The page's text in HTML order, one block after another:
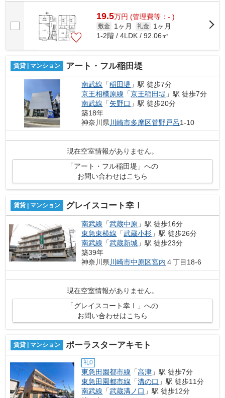
19.5万円 (管理費等：- )
敷金 1ヶ月 礼金
1ヶ月
1-2階 / 4LDK / 92.06㎡
賃貸 | マンション アート・フル稲田堤
南武線 「稲田堤 」駅 徒歩7分
京王相模原線 「京王稲田堤 」駅 徒歩7分
南武線 「矢野口 」駅 徒歩20分
築18年
神奈川県 川崎市多摩区菅野戸呂1-10
現在空室情報がありません。
「アート・フル稲田堤」への
お問い合わせはこちら
賃貸 | マンション グレイスコート幸Ⅰ
南武線 「武蔵中原 」駅 徒歩16分
東急東横線 「武蔵小杉 」駅 徒歩26分
南武線 「武蔵新城 」駅 徒歩23分
築39年
神奈川県 川崎市中原区宮内 ４丁目18-6
現在空室情報がありません。
「グレイスコート幸Ⅰ」への
お問い合わせはこちら
賃貸 | マンション ポーラスターアキモト
礼0
東急田園都市線 「高津 」駅 徒歩7分
東急田園都市線 「溝の口 」駅 徒歩11分
南武線 「武蔵溝ノ口 」駅 徒歩12分